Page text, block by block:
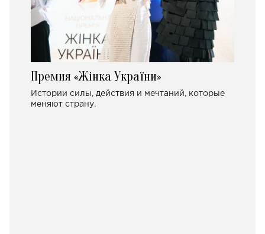
Премия «Жінка України»
Истории силы, действия и мечтаний, которые
меняют страну.